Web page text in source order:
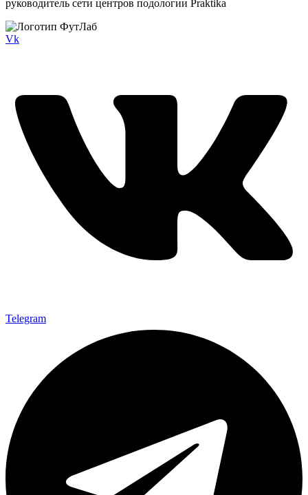
руководитель сети центров подологии Praktika
Vk
Telegram